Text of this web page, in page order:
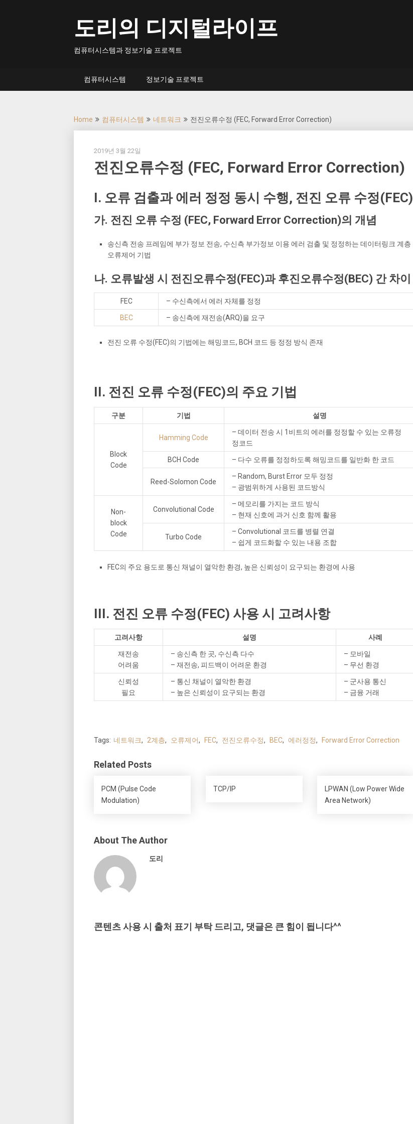
도리의 디지털라이프
컴퓨터시스템과 정보기술 프로젝트
컴퓨터시스템 정보기술 프로젝트
Home 컴퓨터시스템 네트워크 전진오류수정 (FEC, Forward Error Correction)
2019년 3월 22일
전진오류수정 (FEC, Forward Error Correction)
I. 오류 검출과 에러 정정 동시 수행, 전진 오류 수정(FEC)
가. 전진 오류 수정 (FEC, Forward Error Correction)의 개념
송신측 전송 프레임에 부가 정보 전송, 수신측 부가정보 이용 에러 검출 및 정정하는 데이터링크 계층
오류제어 기법
나. 오류발생 시 전진오류수정(FEC)과 후진오류수정(BEC) 간 차이
FEC – 수신측에서 에러 자체를 정정
BEC – 송신측에 재전송(ARQ)을 요구
전진 오류 수정(FEC)의 기법에는 해밍코드, BCH 코드 등 정정 방식 존재
II. 전진 오류 수정(FEC)의 주요 기법
구분 기법 설명
Block
Code
Hamming Code
– 데이터 전송 시 1비트의 에러를 정정할 수 있는 오류정
정코드
BCH Code – 다수 오류를 정정하도록 해밍코드를 일반화 한 코드
Reed-Solomon Code
– Random, Burst Error 모두 정정
– 광범위하게 사용된 코드방식
Non-
block
Code
Convolutional Code
– 메모리를 가지는 코드 방식
– 현재 신호에 과거 신호 함께 활용
Turbo Code
– Convolutional 코드를 병렬 연결
– 쉽게 코드화할 수 있는 내용 조합
FEC의 주요 용도로 통신 채널이 열악한 환경, 높은 신뢰성이 요구되는 환경에 사용
III. 전진 오류 수정(FEC) 사용 시 고려사항
고려사항 설명 사례
재전송
어려움
– 송신측 한 곳, 수신측 다수
– 재전송, 피드백이 어려운 환경
– 모바일
– 무선 환경
신뢰성
필요
– 통신 채널이 열악한 환경
– 높은 신뢰성이 요구되는 환경
– 군사용 통신
– 금융 거래
Tags: 네트워크, 2계층, 오류제어, FEC, 전진오류수정, BEC, 에러정정, Forward Error Correction
Related Posts
PCM (Pulse Code
Modulation)
TCP/IP
LPWAN (Low Power Wide
Area Network)
About The Author
도리
콘텐츠 사용 시 출처 표기 부탁 드리고, 댓글은 큰 힘이 됩니다^^